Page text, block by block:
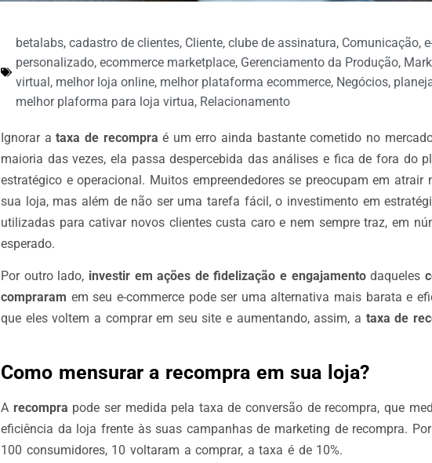
betalabs, cadastro de clientes, Cliente, clube de assinatura, Comunicação,
personalizado, ecommerce marketplace, Gerenciamento da Produção,
virtual, melhor loja online, melhor plataforma ecommerce, Negócios,
melhor plaforma para loja virtua, Relacionamento
Ignorar ataxa de recompra é um erro ainda bastante cometido no
maioria das vezes, ela passa despercebida das análises e fica de fora do
estratégico e operacional. Muitos empreendedores se preocupam em atrair
sua loja, mas além de não ser uma tarefa fácil, o investimento em
utilizadas para cativar novos clientes custa caro e nem sempre traz, em
esperado.
Por outro lado, investir em ações de fidelização e engajamentodaqueles
compraram em seu e-commerce pode ser uma alternativa mais barata e
que eles voltem a comprar em seu site e aumentando, assim, a taxa de
Como mensurar a recompra em sua loja?
A recompra pode ser medida pela taxa de conversão de recompra, que
eficiência da loja frente às suas campanhas de marketing de recompra.
100 consumidores, 10 voltaram a comprar, a taxa é de 10%.